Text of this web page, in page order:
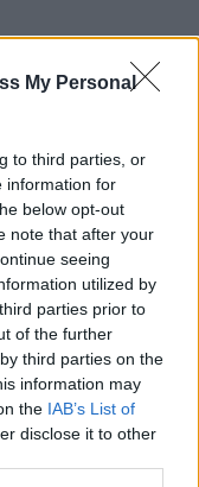
My Personal
to third parties, or
information for
below opt-out
note that after your
seeing
utilized by
parties prior to
of the further
third parties on the
information may
the IAB’s List of
disclose it to other